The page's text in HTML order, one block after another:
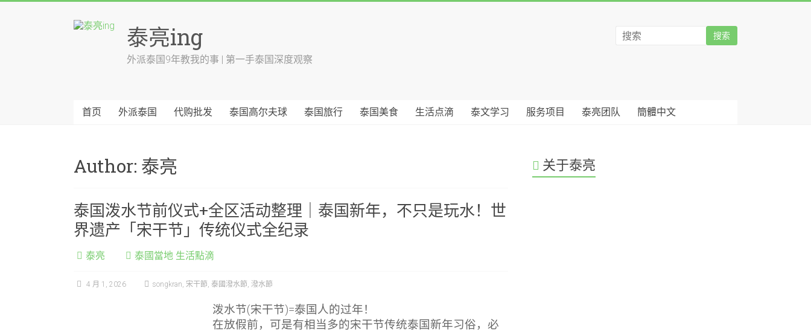
泰亮ing
外派泰国9年教我的事 | 第一手泰国深度观察
首页 外派泰国 代购批发 泰国高尔夫球 泰国旅行 泰国美食 生活点滴 泰文学习 服务项目 泰亮团队 簡體中文
Author: 泰亮
泰国泼水节前仪式+全区活动整理｜泰国新年，不只是玩水！世
界遗产「宋干节」传统仪式全纪录
泰亮 泰國當地 生活點滴
4 月 1, 2026 songkran, 宋干節, 泰國潑水節, 潑水節
泼水节(宋干节)=泰国人的过年！
在放假前，可是有相当多的宋干节传统泰国新年习俗，必
关于泰亮